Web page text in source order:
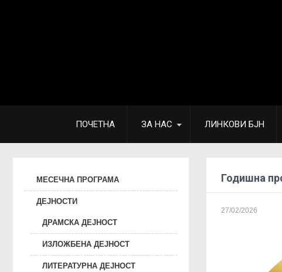
ПОЧЕТНА ЗА НАС ЛИНКОВИ БЈН
МЕСЕЧНА ПРОГРАМА
ДЕЈНОСТИ
ДРАМСКА ДЕЈНОСТ
ИЗЛОЖБЕНА ДЕЈНОСТ
ЛИТЕРАТУРНА ДЕЈНОСТ
Годишна
27/02/2026